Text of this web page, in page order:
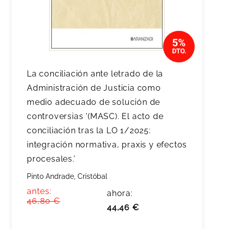
La conciliación ante letrado de la
Administración de Justicia como
medio adecuado de solución de
controversias '(MASC). El acto de
conciliación tras la LO 1/2025:
integración normativa, praxis y efectos
procesales.'
Pinto Andrade, Cristóbal
antes:
46,80 €
ahora:
44,46 €